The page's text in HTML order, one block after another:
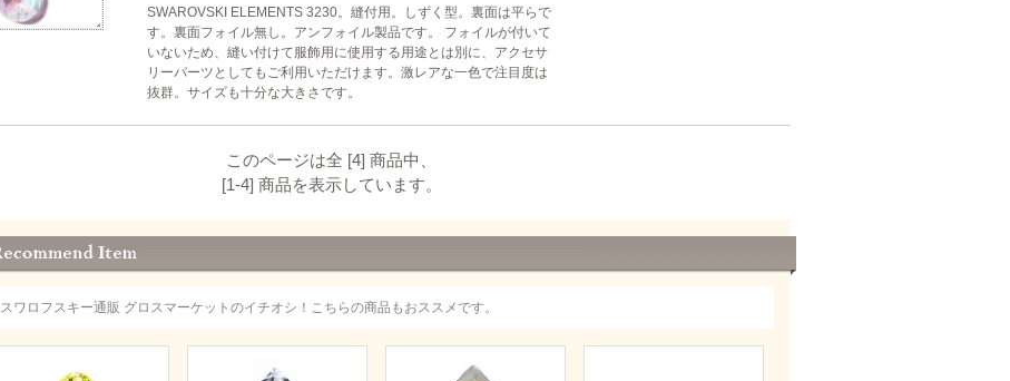
SWAROVSKI ELEMENTS 3230。縫付用。しずく型。裏面は平らで
す。裏面フォイル無し。アンフォイル製品です。 フォイルが付いて
いないため、縫い付けて服飾用に使用する用途とは別に、アクセサ
リーパーツとしてもご利用いただけます。激レアな一色で注目度は
抜群。サイズも十分な大きさです。
このページは全 [4] 商品中、
[1-4] 商品を表示しています。
スワロフスキー通販 グロスマーケットのイチオシ！こちらの商品もおススメです。